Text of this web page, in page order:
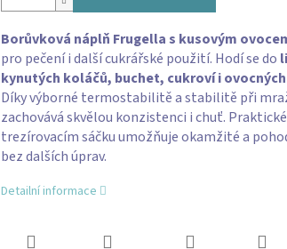
Borůvková náplň Frugella s kusovým
pro pečení i další cukrářské použití. Hodí se do
kynutých koláčů, buchet, cukroví i
Díky výborné termostabilitě a stabilitě při
zachovává skvělou konzistenci i chuť.
trezírovacím sáčku umožňuje okamžité a
bez dalších úprav.
Detailní informace